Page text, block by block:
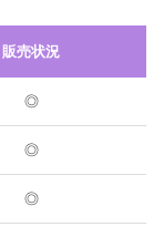
販売状況
◎
◎
◎